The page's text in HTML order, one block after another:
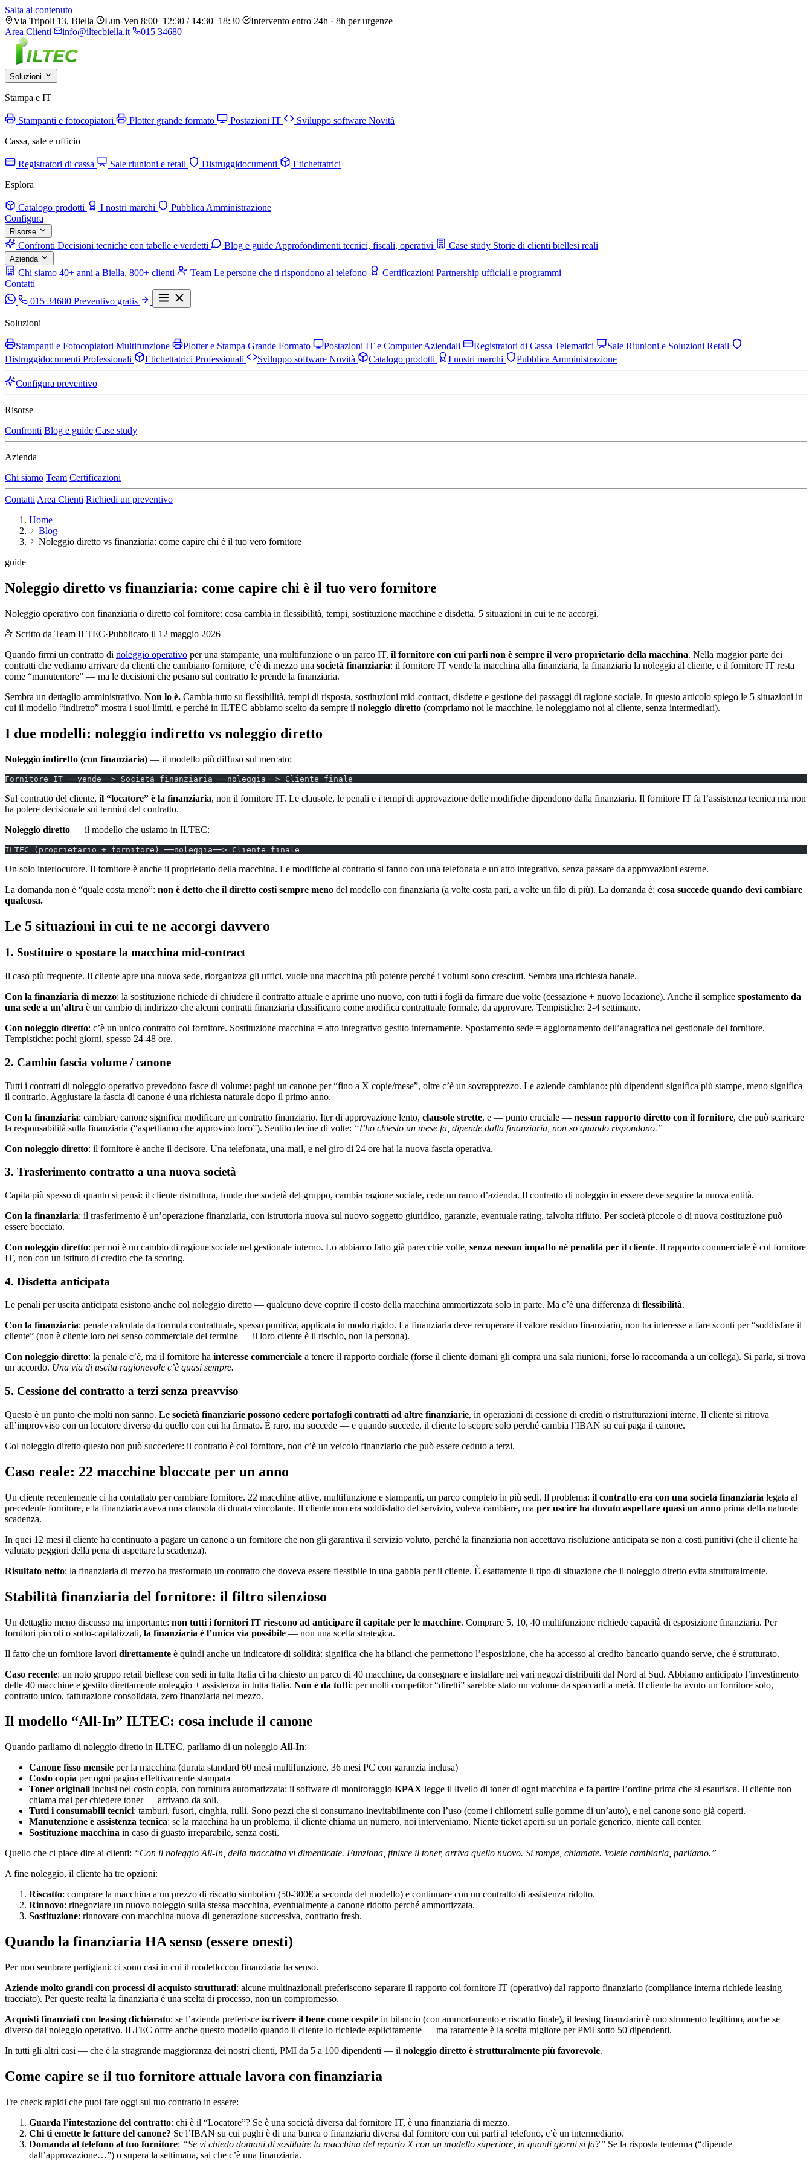
Salta al contenuto
Via Tripoli 13, Biella
Lun-Ven 8:00–12:30 / 14:30–18:30
Intervento entro 24h · 8h per urgenze
Area Clienti
info@iltecbiella.it 015 34680
Soluzioni
Stampa e IT
Stampanti e fotocopiatori Plotter grande formato Postazioni IT Sviluppo software Novità
Cassa, sale e ufficio
Registratori di cassa Sale riunioni e retail Distruggidocumenti
Etichettatrici
Esplora
Catalogo prodotti I nostri marchi
Pubblica Amministrazione
Configura
Risorse
Confronti Decisioni tecniche con tabelle e verdetti Blog e guide Approfondimenti tecnici, fiscali, operativi Case study Storie di clienti biellesi reali
Azienda
Chi siamo 40+ anni a Biella, 800+ clienti Team Le persone che ti rispondono al telefono Certificazioni Partnership ufficiali e programmi
Contatti
015 34680 Preventivo gratis
Soluzioni
Stampanti e Fotocopiatori Multifunzione Plotter e Stampa Grande Formato Postazioni IT e Computer Aziendali Registratori di Cassa Telematici
Sale Riunioni e Soluzioni Retail
Distruggidocumenti Professionali
Etichettatrici Professionali Sviluppo software Novità Catalogo prodotti I nostri marchi Pubblica Amministrazione
Configura preventivo
Risorse
Confronti Blog e guide Case study
Azienda
Chi siamo Team Certificazioni
Contatti Area Clienti Richiedi un preventivo
Home
Blog
Noleggio diretto vs finanziaria: come capire chi è il tuo vero fornitore
guide
Noleggio diretto vs finanziaria: come capire chi è il tuo vero fornitore
Noleggio operativo con finanziaria o diretto col fornitore: cosa cambia in flessibilità, tempi, sostituzione macchine e disdetta. 5 situazioni in cui te ne accorgi.
Scritto da Team ILTEC·Pubblicato il 12 maggio 2026
Quando firmi un contratto di noleggio operativo per una stampante, una multifunzione o un parco IT, il fornitore con cui parli non è sempre il vero proprietario della macchina. Nella maggior parte dei
contratti che vediamo arrivare da clienti che cambiano fornitore, c’è di mezzo una società finanziaria: il fornitore IT vende la macchina alla finanziaria, la finanziaria la noleggia al cliente, e il fornitore IT resta
come “manutentore” — ma le decisioni che pesano sul contratto le prende la finanziaria.
Sembra un dettaglio amministrativo. Non lo è. Cambia tutto su flessibilità, tempi di risposta, sostituzioni mid-contract, disdette e gestione dei passaggi di ragione sociale. In questo articolo spiego le 5 situazioni in
cui il modello “indiretto” mostra i suoi limiti, e perché in ILTEC abbiamo scelto da sempre il noleggio diretto (compriamo noi le macchine, le noleggiamo noi al cliente, senza intermediari).
I due modelli: noleggio indiretto vs noleggio diretto
Noleggio indiretto (con finanziaria) — il modello più diffuso sul mercato:
Fornitore IT ──vende──> Società finanziaria ──noleggia──> Cliente finale
Sul contratto del cliente, il “locatore” è la finanziaria, non il fornitore IT. Le clausole, le penali e i tempi di approvazione delle modifiche dipendono dalla finanziaria. Il fornitore IT fa l’assistenza tecnica ma non
ha potere decisionale sui termini del contratto.
Noleggio diretto — il modello che usiamo in ILTEC:
ILTEC (proprietario + fornitore) ──noleggia──> Cliente finale
Un solo interlocutore. Il fornitore è anche il proprietario della macchina. Le modifiche al contratto si fanno con una telefonata e un atto integrativo, senza passare da approvazioni esterne.
La domanda non è “quale costa meno”: non è detto che il diretto costi sempre meno del modello con finanziaria (a volte costa pari, a volte un filo di più). La domanda è: cosa succede quando devi cambiare
qualcosa.
Le 5 situazioni in cui te ne accorgi davvero
1. Sostituire o spostare la macchina mid-contract
Il caso più frequente. Il cliente apre una nuova sede, riorganizza gli uffici, vuole una macchina più potente perché i volumi sono cresciuti. Sembra una richiesta banale.
Con la finanziaria di mezzo: la sostituzione richiede di chiudere il contratto attuale e aprirne uno nuovo, con tutti i fogli da firmare due volte (cessazione + nuovo locazione). Anche il semplice spostamento da
una sede a un’altra è un cambio di indirizzo che alcuni contratti finanziaria classificano come modifica contrattuale formale, da approvare. Tempistiche: 2-4 settimane.
Con noleggio diretto: c’è un unico contratto col fornitore. Sostituzione macchina = atto integrativo gestito internamente. Spostamento sede = aggiornamento dell’anagrafica nel gestionale del fornitore.
Tempistiche: pochi giorni, spesso 24-48 ore.
2. Cambio fascia volume / canone
Tutti i contratti di noleggio operativo prevedono fasce di volume: paghi un canone per “fino a X copie/mese”, oltre c’è un sovrapprezzo. Le aziende cambiano: più dipendenti significa più stampe, meno significa
il contrario. Aggiustare la fascia di canone è una richiesta naturale dopo il primo anno.
Con la finanziaria: cambiare canone significa modificare un contratto finanziario. Iter di approvazione lento, clausole strette, e — punto cruciale — nessun rapporto diretto con il fornitore, che può scaricare
la responsabilità sulla finanziaria (“aspettiamo che approvino loro”). Sentito decine di volte: “l’ho chiesto un mese fa, dipende dalla finanziaria, non so quando rispondono.”
Con noleggio diretto: il fornitore è anche il decisore. Una telefonata, una mail, e nel giro di 24 ore hai la nuova fascia operativa.
3. Trasferimento contratto a una nuova società
Capita più spesso di quanto si pensi: il cliente ristruttura, fonde due società del gruppo, cambia ragione sociale, cede un ramo d’azienda. Il contratto di noleggio in essere deve seguire la nuova entità.
Con la finanziaria: il trasferimento è un’operazione finanziaria, con istruttoria nuova sul nuovo soggetto giuridico, garanzie, eventuale rating, talvolta rifiuto. Per società piccole o di nuova costituzione può
essere bocciato.
Con noleggio diretto: per noi è un cambio di ragione sociale nel gestionale interno. Lo abbiamo fatto già parecchie volte, senza nessun impatto né penalità per il cliente. Il rapporto commerciale è col fornitore
IT, non con un istituto di credito che fa scoring.
4. Disdetta anticipata
Le penali per uscita anticipata esistono anche col noleggio diretto — qualcuno deve coprire il costo della macchina ammortizzata solo in parte. Ma c’è una differenza di flessibilità.
Con la finanziaria: penale calcolata da formula contrattuale, spesso punitiva, applicata in modo rigido. La finanziaria deve recuperare il valore residuo finanziario, non ha interesse a fare sconti per “soddisfare il
cliente” (non è cliente loro nel senso commerciale del termine — il loro cliente è il rischio, non la persona).
Con noleggio diretto: la penale c’è, ma il fornitore ha interesse commerciale a tenere il rapporto cordiale (forse il cliente domani gli compra una sala riunioni, forse lo raccomanda a un collega). Si parla, si trova
un accordo. Una via di uscita ragionevole c’è quasi sempre.
5. Cessione del contratto a terzi senza preavviso
Questo è un punto che molti non sanno. Le società finanziarie possono cedere portafogli contratti ad altre finanziarie, in operazioni di cessione di crediti o ristrutturazioni interne. Il cliente si ritrova
all’improvviso con un locatore diverso da quello con cui ha firmato. È raro, ma succede — e quando succede, il cliente lo scopre solo perché cambia l’IBAN su cui paga il canone.
Col noleggio diretto questo non può succedere: il contratto è col fornitore, non c’è un veicolo finanziario che può essere ceduto a terzi.
Caso reale: 22 macchine bloccate per un anno
Un cliente recentemente ci ha contattato per cambiare fornitore. 22 macchine attive, multifunzione e stampanti, un parco completo in più sedi. Il problema: il contratto era con una società finanziaria legata al
precedente fornitore, e la finanziaria aveva una clausola di durata vincolante. Il cliente non era soddisfatto del servizio, voleva cambiare, ma per uscire ha dovuto aspettare quasi un anno prima della naturale
scadenza.
In quei 12 mesi il cliente ha continuato a pagare un canone a un fornitore che non gli garantiva il servizio voluto, perché la finanziaria non accettava risoluzione anticipata se non a costi punitivi (che il cliente ha
valutato peggiori della pena di aspettare la scadenza).
Risultato netto: la finanziaria di mezzo ha trasformato un contratto che doveva essere flessibile in una gabbia per il cliente. È esattamente il tipo di situazione che il noleggio diretto evita strutturalmente.
Stabilità finanziaria del fornitore: il filtro silenzioso
Un dettaglio meno discusso ma importante: non tutti i fornitori IT riescono ad anticipare il capitale per le macchine. Comprare 5, 10, 40 multifunzione richiede capacità di esposizione finanziaria. Per
fornitori piccoli o sotto-capitalizzati, la finanziaria è l’unica via possibile — non una scelta strategica.
Il fatto che un fornitore lavori direttamente è quindi anche un indicatore di solidità: significa che ha bilanci che permettono l’esposizione, che ha accesso al credito bancario quando serve, che è strutturato.
Caso recente: un noto gruppo retail biellese con sedi in tutta Italia ci ha chiesto un parco di 40 macchine, da consegnare e installare nei vari negozi distribuiti dal Nord al Sud. Abbiamo anticipato l’investimento
delle 40 macchine e gestito direttamente noleggio + assistenza in tutta Italia. Non è da tutti: per molti competitor “diretti” sarebbe stato un volume da spaccarli a metà. Il cliente ha avuto un fornitore solo,
contratto unico, fatturazione consolidata, zero finanziaria nel mezzo.
Il modello “All-In” ILTEC: cosa include il canone
Quando parliamo di noleggio diretto in ILTEC, parliamo di un noleggio All-In:
Canone fisso mensile per la macchina (durata standard 60 mesi multifunzione, 36 mesi PC con garanzia inclusa)
Costo copia per ogni pagina effettivamente stampata
Toner originali inclusi nel costo copia, con fornitura automatizzata: il software di monitoraggio KPAX legge il livello di toner di ogni macchina e fa partire l’ordine prima che si esaurisca. Il cliente non
chiama mai per chiedere toner — arrivano da soli.
Tutti i consumabili tecnici: tamburi, fusori, cinghia, rulli. Sono pezzi che si consumano inevitabilmente con l’uso (come i chilometri sulle gomme di un’auto), e nel canone sono già coperti.
Manutenzione e assistenza tecnica: se la macchina ha un problema, il cliente chiama un numero, noi interveniamo. Niente ticket aperti su un portale generico, niente call center.
Sostituzione macchina in caso di guasto irreparabile, senza costi.
Quello che ci piace dire ai clienti: “Con il noleggio All-In, della macchina vi dimenticate. Funziona, finisce il toner, arriva quello nuovo. Si rompe, chiamate. Volete cambiarla, parliamo.”
A fine noleggio, il cliente ha tre opzioni:
Riscatto: comprare la macchina a un prezzo di riscatto simbolico (50-300€ a seconda del modello) e continuare con un contratto di assistenza ridotto.
Rinnovo: rinegoziare un nuovo noleggio sulla stessa macchina, eventualmente a canone ridotto perché ammortizzata.
Sostituzione: rinnovare con macchina nuova di generazione successiva, contratto fresh.
Quando la finanziaria HA senso (essere onesti)
Per non sembrare partigiani: ci sono casi in cui il modello con finanziaria ha senso.
Aziende molto grandi con processi di acquisto strutturati: alcune multinazionali preferiscono separare il rapporto col fornitore IT (operativo) dal rapporto finanziario (compliance interna richiede leasing
tracciato). Per queste realtà la finanziaria è una scelta di processo, non un compromesso.
Acquisti finanziati con leasing dichiarato: se l’azienda preferisce iscrivere il bene come cespite in bilancio (con ammortamento e riscatto finale), il leasing finanziario è uno strumento legittimo, anche se
diverso dal noleggio operativo. ILTEC offre anche questo modello quando il cliente lo richiede esplicitamente — ma raramente è la scelta migliore per PMI sotto 50 dipendenti.
In tutti gli altri casi — che è la stragrande maggioranza dei nostri clienti, PMI da 5 a 100 dipendenti — il noleggio diretto è strutturalmente più favorevole.
Come capire se il tuo fornitore attuale lavora con finanziaria
Tre check rapidi che puoi fare oggi sul tuo contratto in essere:
Guarda l’intestazione del contratto: chi è il “Locatore”? Se è una società diversa dal fornitore IT, è una finanziaria di mezzo.
Chi ti emette le fatture del canone? Se l’IBAN su cui paghi è di una banca o finanziaria diversa dal fornitore con cui parli al telefono, c’è un intermediario.
Domanda al telefono al tuo fornitore: “Se vi chiedo domani di sostituire la macchina del reparto X con un modello superiore, in quanti giorni si fa?” Se la risposta tentenna (“dipende
dall’approvazione…”) o supera la settimana, sai che c’è una finanziaria.